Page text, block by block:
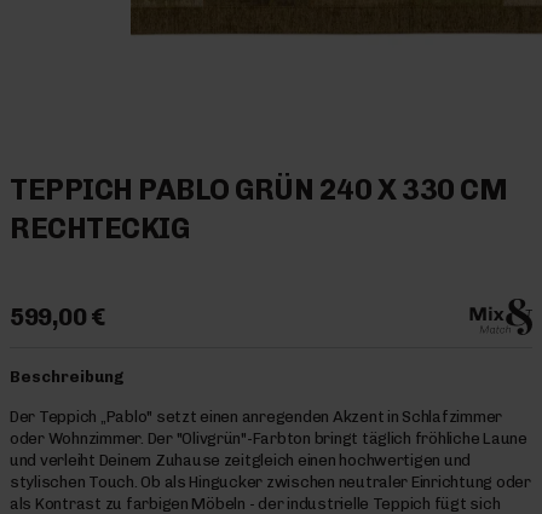
TEPPICH PABLO GRÜN 240 X 330 CM
RECHTECKIG
599,00 €
Beschreibung
Der Teppich „Pablo" setzt einen anregenden Akzent in Schlafzimmer
oder Wohnzimmer. Der "Olivgrün"-Farbton bringt täglich fröhliche Laune
und verleiht Deinem Zuhause zeitgleich einen hochwertigen und
stylischen Touch. Ob als Hingucker zwischen neutraler Einrichtung oder
als Kontrast zu farbigen Möbeln - der industrielle Teppich fügt sich